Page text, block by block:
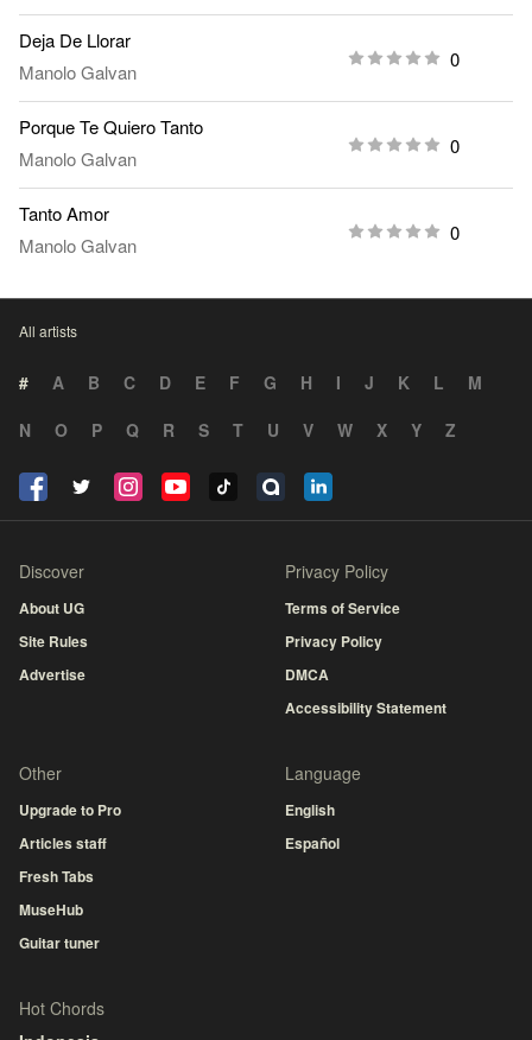
Deja De Llorar
Manolo Galvan
0
Porque Te Quiero Tanto
Manolo Galvan
0
Tanto Amor
Manolo Galvan
0
All artists
# A B C D E F G H I J K L
M
N
O P Q R S T U V W X Y Z
Discover
About UG
Site Rules
Advertise
Privacy Policy
Terms of Service
Privacy Policy
DMCA
Accessibility Statement
Other
Upgrade to Pro
Articles staff
Fresh Tabs
MuseHub
Guitar tuner
Language
English
Español
Hot Chords